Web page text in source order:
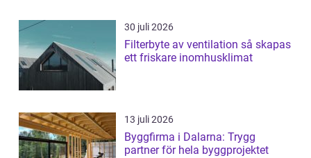
30 juli 2026
Filterbyte av ventilation så skapas
ett friskare inomhusklimat
13 juli 2026
Byggfirma i Dalarna: Trygg
partner för hela byggprojektet